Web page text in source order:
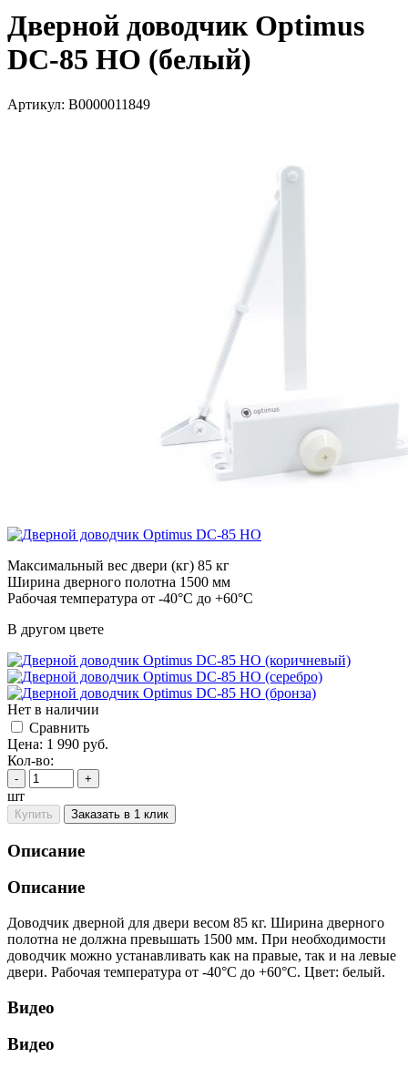
Дверной доводчик Optimus
DC-85 HO (белый)
Артикул: В0000011849
Максимальный вес двери (кг) 85 кг
Ширина дверного полотна 1500 мм
Рабочая температура от -40°С до +60°С
В другом цвете
Нет в наличии
Cравнить
Цена: 1 990 руб.
Кол-во:
- +
шт
Купить Заказать в 1 клик
Описание
Описание
Доводчик дверной для двери весом 85 кг. Ширина дверного
полотна не должна превышать 1500 мм. При необходимости
доводчик можно устанавливать как на правые, так и на левые
двери. Рабочая температура от -40°С до +60°С. Цвет: белый.
Видео
Видео